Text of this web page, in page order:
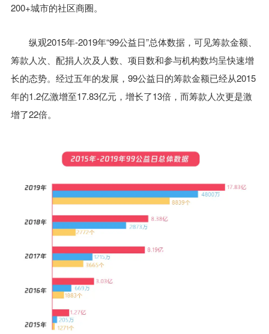
200+城市的社区商圈。
纵观2015年-2019年“99公益日”总体数据，可见筹款金额、
筹款人次、配捐人次及人数、项目数和参与机构数均呈快速增
长的态势。经过五年的发展，99公益日的筹款金额已经从2015
年的1.2亿激增至17.83亿元，增长了13倍，而筹款人次更是激
增了22倍。